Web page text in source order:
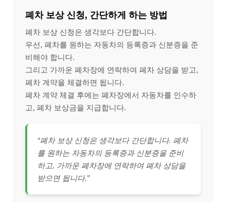
폐차 보상 신청, 간단하게 하는 방법
폐차 보상 신청은 생각보다 간단합니다.
우선, 폐차를 원하는 자동차의 등록증과 신분증을 준
비해야 합니다.
그리고 가까운 폐차장에 연락하여 폐차 상담을 받고,
폐차 계약을 체결하면 됩니다.
폐차 계약 체결 후에는 폐차장에서 자동차를 인수하
고, 폐차 보상금을 지급합니다.
“폐차 보상 신청은 생각보다 간단합니다. 폐차
를 원하는 자동차의 등록증과 신분증을 준비
하고, 가까운 폐차장에 연락하여 폐차 상담을
받으면 됩니다.”